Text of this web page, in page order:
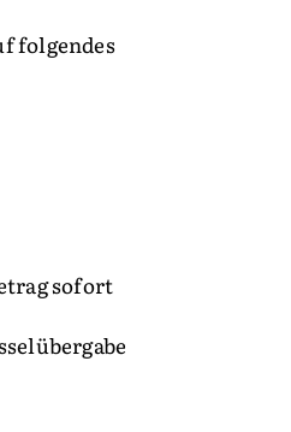
folgendes
sofort